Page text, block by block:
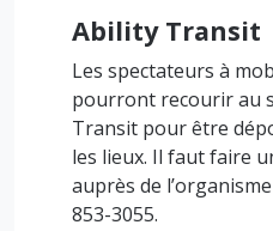
Ability Transit
Les spectateurs à
pourront recourir au
Transit pour être
les lieux. Il faut faire
auprès de
853-3055.